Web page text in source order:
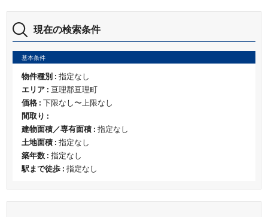
現在の検索条件
基本条件
物件種別 : 指定なし
エリア : 亘理郡亘理町
価格 : 下限なし〜上限なし
間取り :
建物面積／専有面積 : 指定なし
土地面積 : 指定なし
築年数 : 指定なし
駅まで徒歩 : 指定なし